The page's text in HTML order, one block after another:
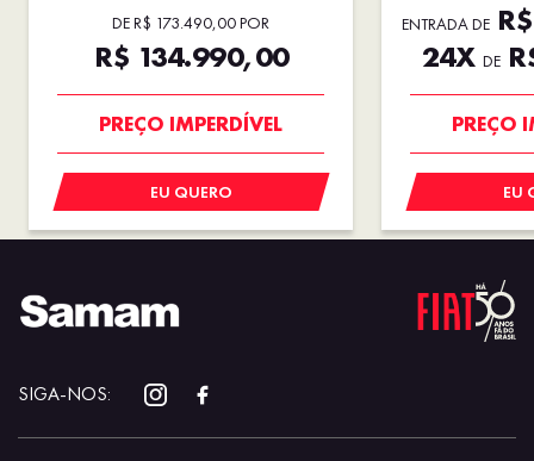
DE R$ 173.490,00 POR
R$ 134.990,00
PREÇO IMPERDÍVEL
EU QUERO
ENTRADA DE
24X DE
PREÇO
EU
SIGA-NOS: